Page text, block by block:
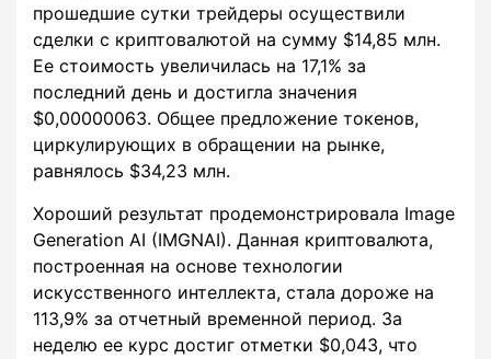
прошедшие сутки трейдеры осуществили
сделки с криптовалютой на сумму $14,85 млн.
Ее стоимость увеличилась на 17,1% за
последний день и достигла значения
$0,00000063. Общее предложение токенов,
циркулирующих в обращении на рынке,
равнялось $34,23 млн.
Хороший результат продемонстрировала Image
Generation AI (IMGNAI). Данная криптовалюта,
построенная на основе технологии
искусственного интеллекта, стала дороже на
113,9% за отчетный временной период. За
неделю ее курс достиг отметки $0,043, что